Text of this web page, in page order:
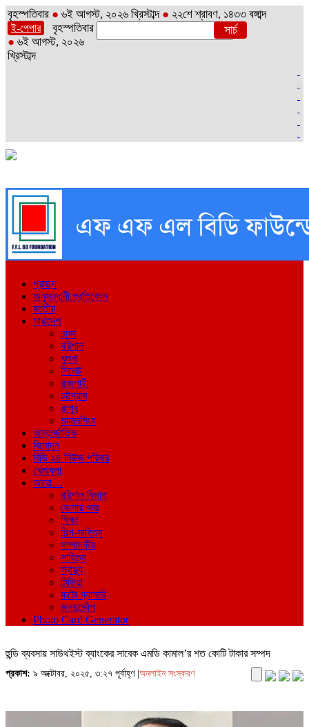
বৃহস্পতিবার ● ৬ই আগস্ট, ২০২৬ খ্রিস্টাব্দ ● ২২শে শ্রাবণ, ১৪৩৩ বঙ্গাব্দ
ই-পেপার
বৃহস্পতিবার
● ৬ই আগস্ট, ২০২৬
খ্রিস্টাব্দ
প্রচ্ছদ
অনুসন্ধানী প্রতিবেদন
জাতীয়
সারাদেশ
ঢাকা
বরিশাল
খুলনা
সিলেট
রাজশাহী
চট্টগ্রাম
রংপুর
ময়মনসিংহ
আন্তর্জাতিক
বিনোদন
বিডি ২৪ নিউজ পরিবার
খেলাধুলা
আরো…
বরিশাল বিভাগ
জেলার খবর
শিক্ষা
শিল্প-সাহিত্য
সম্পাদকীয়
সাহিত্য
স্বাস্থ্য
মিডিয়া
ফটো গ্যালারি
জনদুর্ভোগ
Photo Card Generator
হুন্ডি ব্যবসায় সাউথইস্ট ব্যাংকের সাবেক এমডি কামাল’র শত কোটি টাকার সম্পদ
প্রকাশ: ৯ অক্টোবর, ২০২৫, ৩:২৭ পূর্বাহ্ণ | অনলাইন সংস্করণ